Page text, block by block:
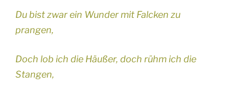
Du bist zwar ein Wunder mit Falcken zu
prangen,
Doch lob ich die Häußer, doch rühm ich die
Stangen,